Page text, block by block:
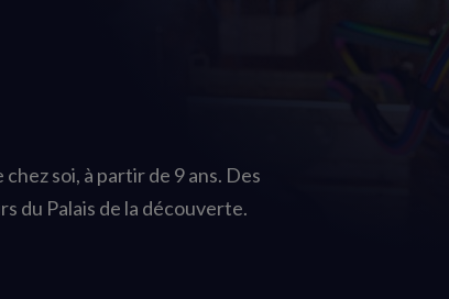
soi, à partir de 9 ans. Des
du Palais de la découverte.